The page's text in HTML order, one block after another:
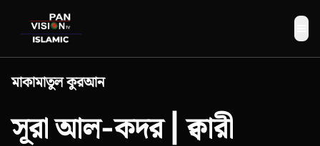
মাকামাতুল কুরআন
সূরা আল-কদর | ক্বারী